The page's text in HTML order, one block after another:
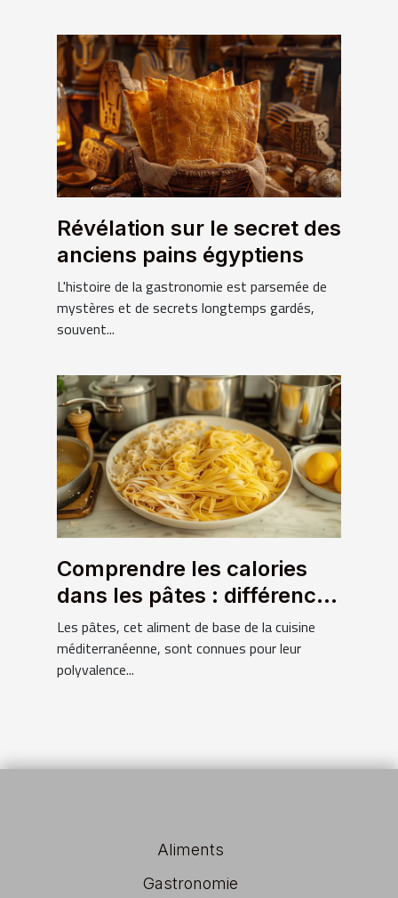
Révélation sur le secret des
anciens pains égyptiens
L'histoire de la gastronomie est parsemée de
mystères et de secrets longtemps gardés,
souvent...
Comprendre les calories
dans les pâtes : différences
entre pâtes crues et cuites
Les pâtes, cet aliment de base de la cuisine
méditerranéenne, sont connues pour leur
polyvalence...
Aliments
Gastronomie